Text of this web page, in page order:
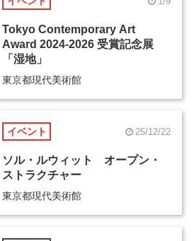
Tokyo Contemporary Art
Award 2024-2026 受賞記念展
「湿地」
東京都現代美術館
イベント 25/12/22
ソル・ルウィット オープン・
ストラクチャー
東京都現代美術館